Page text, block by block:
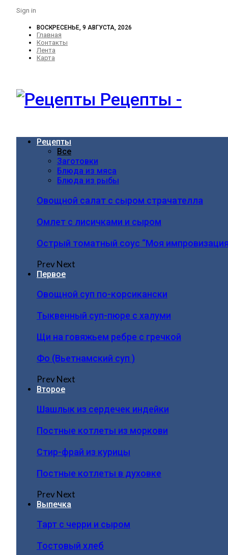
Sign in
ВОСКРЕСЕНЬЕ, 9 АВГУСТА, 2026
Главная
Контакты
Лента
Карта
Рецепты -
Рецепты
Все
Заготовки
Блюда из мяса
Блюда из рыбы
Овощной салат с сыром страчателла
Омлет с лисичками и сыром
Острый томатный соус “Моя
PrevNext
Первое
Овощной суп по-корсикански
Тыквенный суп-пюре с халуми
Щи на говяжьем ребре с гречкой
Фо (Вьетнамский суп )
PrevNext
Второе
Шашлык из сердечек индейки
Постные котлеты из моркови
Стир-фрай из курицы
Постные котлеты в духовке
PrevNext
Выпечка
Тарт с черри и сыром
Тостовый хлеб